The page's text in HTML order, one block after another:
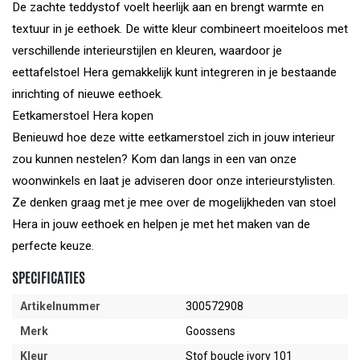
De zachte teddystof voelt heerlijk aan en brengt warmte en
textuur in je eethoek. De witte kleur combineert moeiteloos met
verschillende interieurstijlen en kleuren, waardoor je
eettafelstoel Hera gemakkelijk kunt integreren in je bestaande
inrichting of nieuwe eethoek.
Eetkamerstoel Hera kopen
Benieuwd hoe deze witte eetkamerstoel zich in jouw interieur
zou kunnen nestelen? Kom dan langs in een van onze
woonwinkels en laat je adviseren door onze interieurstylisten.
Ze denken graag met je mee over de mogelijkheden van stoel
Hera in jouw eethoek en helpen je met het maken van de
perfecte keuze.
SPECIFICATIES
Artikelnummer
300572908
Merk
Goossens
Kleur
Stof boucle ivory 101